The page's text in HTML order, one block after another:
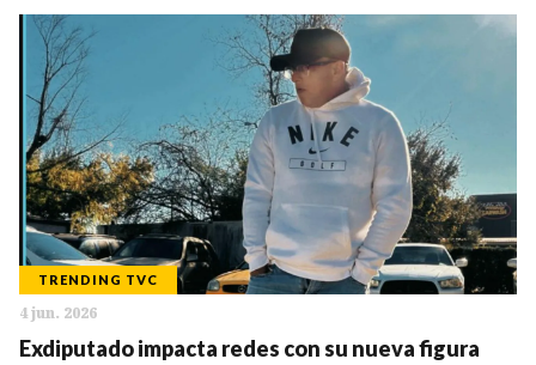
TRENDING TVC
4 jun. 2026
Exdiputado impacta redes con su nueva figura